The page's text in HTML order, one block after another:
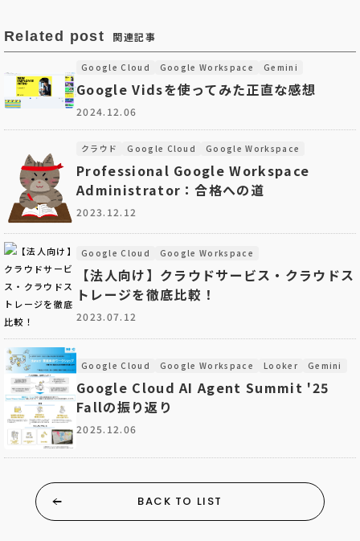
Related post 関連記事
Google Cloud Google Workspace Gemini
Google Vidsを使ってみた正直な感想
2024.12.06
クラウド Google Cloud Google Workspace
Professional Google Workspace
Administrator：合格への道
2023.12.12
Google Cloud Google Workspace
【法人向け】クラウドサービス・クラウドス
トレージを徹底比較！
2023.07.12
Google Cloud Google Workspace Looker Gemini
Google Cloud AI Agent Summit '25
Fallの振り返り
2025.12.06
BACK TO LIST